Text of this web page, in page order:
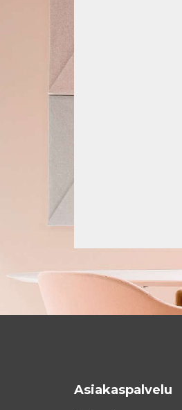
Asiakaspalvelu